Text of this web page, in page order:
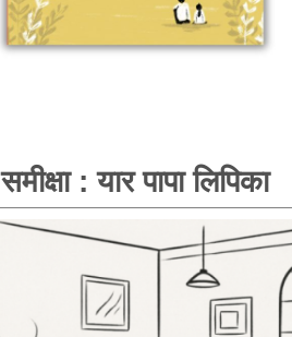
समीक्षा : यार पापा लिपिका